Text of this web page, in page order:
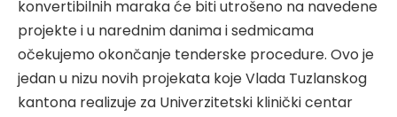
konvertibilnih maraka će biti utrošeno na navedene
projekte i u narednim danima i sedmicama
očekujemo okončanje tenderske procedure. Ovo je
jedan u nizu novih projekata koje Vlada Tuzlanskog
kantona realizuje za Univerzitetski klinički centar